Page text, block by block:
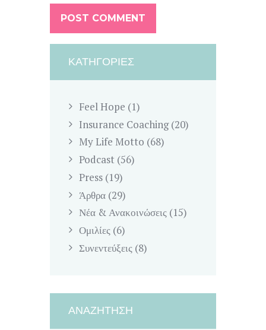
ΚΑΤΗΓΟΡΊΕΣ
Feel Hope (1)
Insurance Coaching(20)
My Life Motto (68)
Podcast (56)
Press (19)
Άρθρα (29)
Νέα & Ανακοινώσεις (15)
Ομιλίες (6)
Συνεντεύξεις (8)
ΑΝΑΖΉΤΗΣΗ